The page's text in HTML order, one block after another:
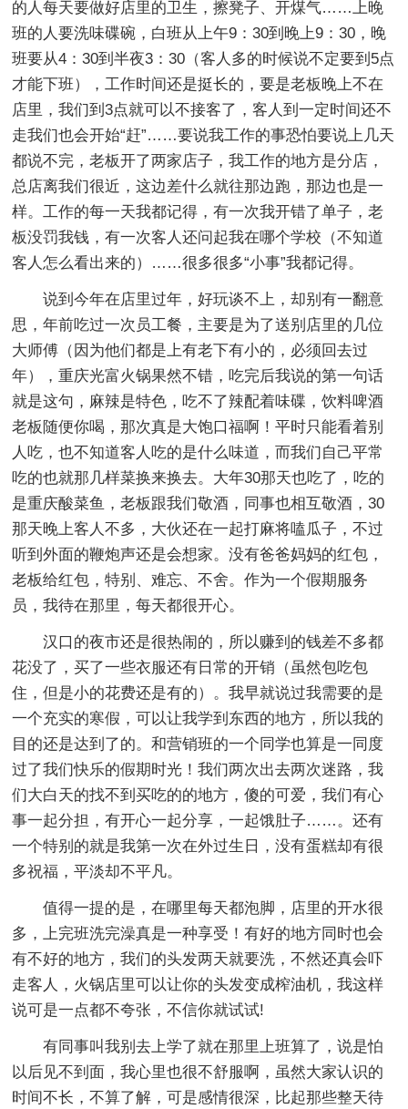
的人每天要做好店里的卫生，擦凳子、开煤气……上晚
班的人要洗味碟碗，白班从上午9：30到晚上9：30，晚
班要从4：30到半夜3：30（客人多的时候说不定要到5点
才能下班），工作时间还是挺长的，要是老板晚上不在
店里，我们到3点就可以不接客了，客人到一定时间还不
走我们也会开始“赶”……要说我工作的事恐怕要说上几天
都说不完，老板开了两家店子，我工作的地方是分店，
总店离我们很近，这边差什么就往那边跑，那边也是一
样。工作的每一天我都记得，有一次我开错了单子，老
板没罚我钱，有一次客人还问起我在哪个学校（不知道
客人怎么看出来的）……很多很多“小事”我都记得。
说到今年在店里过年，好玩谈不上，却别有一翻意
思，年前吃过一次员工餐，主要是为了送别店里的几位
大师傅（因为他们都是上有老下有小的，必须回去过
年），重庆光富火锅果然不错，吃完后我说的第一句话
就是这句，麻辣是特色，吃不了辣配着味碟，饮料啤酒
老板随便你喝，那次真是大饱口福啊！平时只能看着别
人吃，也不知道客人吃的是什么味道，而我们自己平常
吃的也就那几样菜换来换去。大年30那天也吃了，吃的
是重庆酸菜鱼，老板跟我们敬酒，同事也相互敬酒，30
那天晚上客人不多，大伙还在一起打麻将嗑瓜子，不过
听到外面的鞭炮声还是会想家。没有爸爸妈妈的红包，
老板给红包，特别、难忘、不舍。作为一个假期服务
员，我待在那里，每天都很开心。
汉口的夜市还是很热闹的，所以赚到的钱差不多都
花没了，买了一些衣服还有日常的开销（虽然包吃包
住，但是小的花费还是有的）。我早就说过我需要的是
一个充实的寒假，可以让我学到东西的地方，所以我的
目的还是达到了的。和营销班的一个同学也算是一同度
过了我们快乐的假期时光！我们两次出去两次迷路，我
们大白天的找不到买吃的的地方，傻的可爱，我们有心
事一起分担，有开心一起分享，一起饿肚子……。还有
一个特别的就是我第一次在外过生日，没有蛋糕却有很
多祝福，平淡却不平凡。
值得一提的是，在哪里每天都泡脚，店里的开水很
多，上完班洗完澡真是一种享受！有好的地方同时也会
有不好的地方，我们的头发两天就要洗，不然还真会吓
走客人，火锅店里可以让你的头发变成榨油机，我这样
说可是一点都不夸张，不信你就试试!
有同事叫我别去上学了就在那里上班算了，说是怕
以后见不到面，我心里也很不舒服啊，虽然大家认识的
时间不长，不算了解，可是感情很深，比起那些整天待